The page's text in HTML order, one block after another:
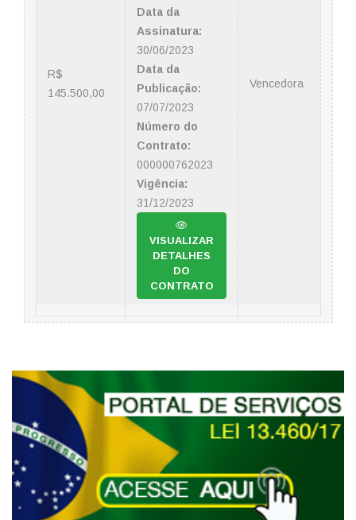
R$
145.500,00
Data da
Assinatura:
30/06/2023
Data da
Publicação:
07/07/2023
Número do
Contrato:
000000762023
Vigência:
31/12/2023
VISUALIZAR
DETALHES
DO
CONTRATO
Vencedora